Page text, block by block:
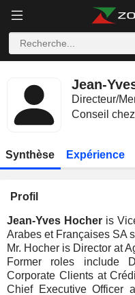
Jean-
Directeur/
Conseil chez
Synthèse Expérience
Profil
Jean-Yves Hocher is
Arabes et Françaises SA
Mr. Hocher is Director at
Former roles include
Corporate Clients at
Chief Executive Officer